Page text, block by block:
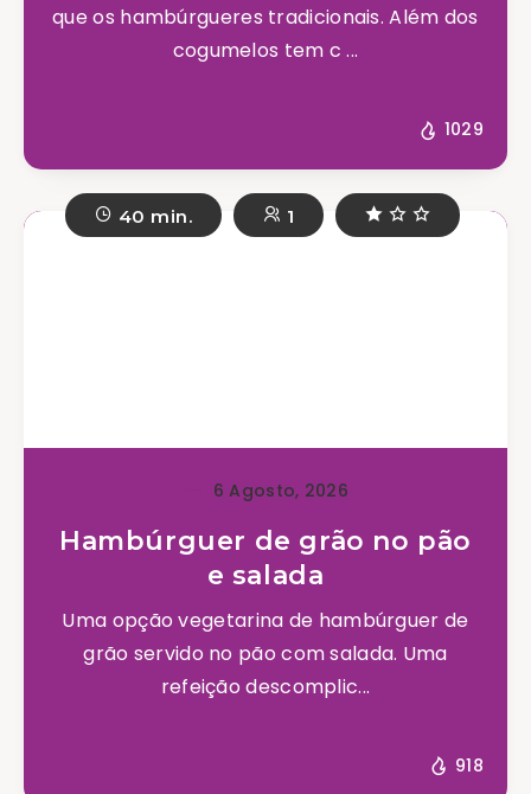
que os hambúrgueres tradicionais. Além dos
cogumelos tem c ...
1029
40 min. 1
6 Agosto, 2026
Hambúrguer de grão no pão
e salada
Uma opção vegetarina de hambúrguer de
grão servido no pão com salada. Uma
refeição descomplic...
918